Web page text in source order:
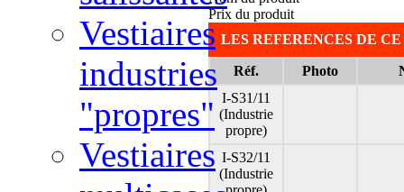
Prix du produit
LES REFERENCES DE
Réf. Photo
I-S31/11
(Industrie
propre)
I-S32/11
(Industrie
Vestiaires
industries
"propres"
Vestiaires